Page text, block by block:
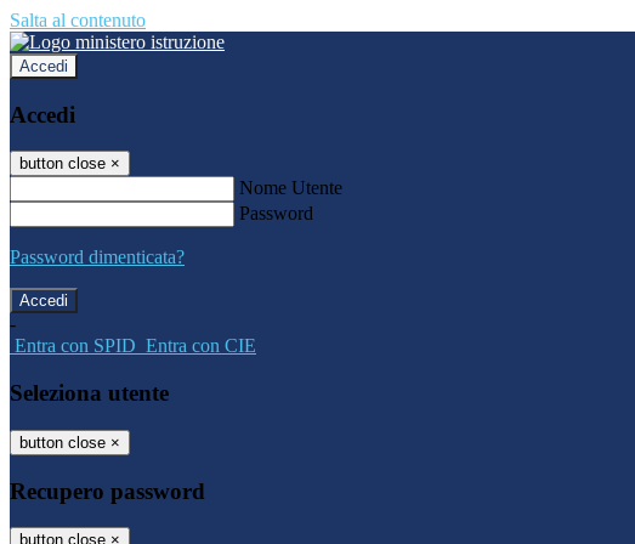
Salta al contenuto
Accedi
Accedi
button close ×
Nome Utente
Password
Password dimenticata?
-
Entra con SPID Entra con CIE
Seleziona utente
button close ×
Recupero password
button close ×